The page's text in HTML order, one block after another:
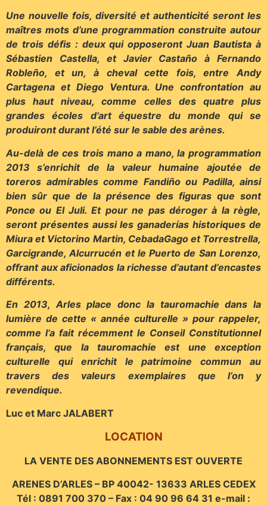
Une nouvelle fois, diversité et authenticité seront les
maîtres mots d’une programmation construite autour
de trois défis : deux qui opposeront Juan Bautista à
Sébastien Castella, et Javier Castaño à Fernando
Robleño, et un, à cheval cette fois, entre Andy
Cartagena et Diego Ventura. Une confrontation au
plus haut niveau, comme celles des quatre plus
grandes écoles d’art équestre du monde qui se
produiront durant l’été sur le sable des arènes.
Au-delà de ces trois mano a mano, la programmation
2013 s’enrichit de la valeur humaine ajoutée de
toreros admirables comme Fandiño ou Padilla, ainsi
bien sûr que de la présence des figuras que sont
Ponce ou El Juli. Et pour ne pas déroger à la règle,
seront présentes aussi les ganaderías historiques de
Miura et Victorino Martin, CebadaGago et Torrestrella,
Garcigrande, Alcurrucén et le Puerto de San Lorenzo,
offrant aux aficionados la richesse d’autant d’encastes
différents.
En 2013, Arles place donc la tauromachie dans la
lumière de cette « année culturelle » pour rappeler,
comme l’a fait récemment le Conseil Constitutionnel
français, que la tauromachie est une exception
culturelle qui enrichit le patrimoine commun au
travers des valeurs exemplaires que l’on y
revendique.
Luc et Marc JALABERT
LOCATION
LA VENTE DES ABONNEMENTS EST OUVERTE
ARENES D’ARLES – BP 40042- 13633 ARLES CEDEX
Tél : 0891 700 370 – Fax : 04 90 96 64 31 e-mail :